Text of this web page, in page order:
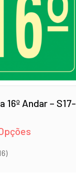
16º Andar – S17-